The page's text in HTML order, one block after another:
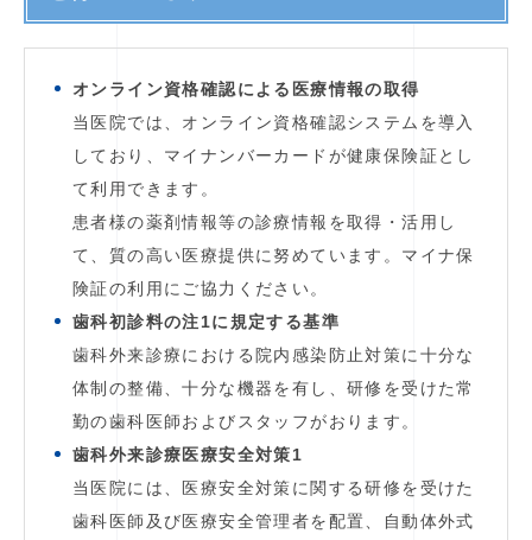
オンライン資格確認による医療情報の取得
当医院では、オンライン資格確認システムを導入
しており、マイナンバーカードが健康保険証とし
て利用できます。
患者様の薬剤情報等の診療情報を取得・活用し
て、質の高い医療提供に努めています。マイナ保
険証の利用にご協力ください。
歯科初診料の注1に規定する基準
歯科外来診療における院内感染防止対策に十分な
体制の整備、十分な機器を有し、研修を受けた常
勤の歯科医師およびスタッフがおります。
歯科外来診療医療安全対策1
当医院には、医療安全対策に関する研修を受けた
歯科医師及び医療安全管理者を配置、自動体外式